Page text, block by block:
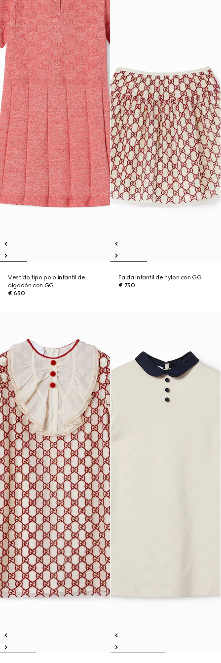
Vestido tipo polo infantil de
algodón con GG
€ 650
Falda infantil de nylon con GG
€ 750